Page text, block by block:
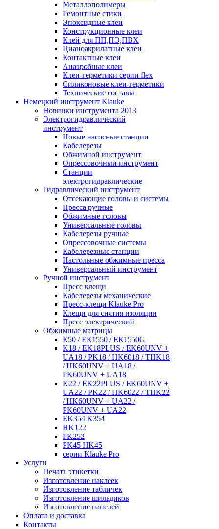
Металлополимеры
Ремонтные стики
Эпоксидные клеи
Конструкционные клеи
Клей для ПП,ПЭ,ПВХ
Цианоакрилатные клеи
Контактные клеи
Анаэробные клеи
Клеи-герметики серии flex
Силиконовые клеи-герметики
Технические составы
Немецкий инструмент Klauke
Новинки инструмента 2013
Электрогидравлический
инструмент
Новые насосные станции
Кабелерезы
Обжимной инструмент
Опрессовочный инструмент
Станции
электрогидравлические
Гидравлический инструмент
Отсекающие головы и системы
Пресса ручные
Обжимные головы
Универсальные головы
Кабелерезы ручные
Опрессовочные системы
Кабелерезные станции
Настольные обжимные пресса
Универсальный инструмент
Ручной инструмент
Пресс клещи
Кабелерезы механические
Пресс-клещи Klauke Pro
Клещи для снятия изоляции
Пресс электрический
Обжимные матрицы
К50 / ЕК1550 / ЕК1550G
K18 / EK18PLUS / EK60UNV +
UA18 / PK18 / HK6018 / THK18
/ HK60UNV + UA18 /
PK60UNV + UA18
K22 / EK22PLUS / EK60UNV +
UA22 / PK22 / HK6022 / THK22
/ HK60UNV + UA22 /
PK60UNV + UA22
EK354 K354
HK122
PK252
PK45 HK45
серии Klauke Pro
Услуги
Печать этикетки
Изготовление наклеек
Изготовление табличек
Изготовление шильдиков
Изготовление панелей
Оплата и доставка
Контакты